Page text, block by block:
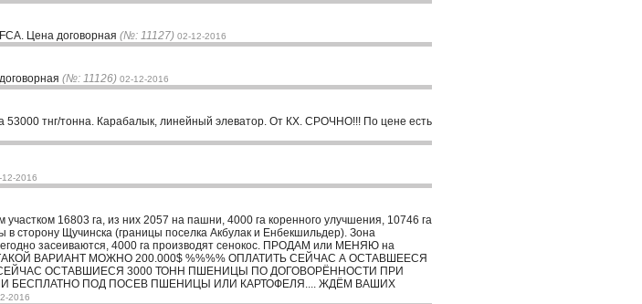
Цена договорная (№: 11127) 02-12-2016
(№: 11126) 02-12-2016
тнг/тонна. Карабалык, линейный элеватор. От КХ. СРОЧНО!!! По цене есть
12-2016
16803 га, из них 2057 на пашни, 4000 га коренного улучшения, 10746 га
сторону Щучинска (границы поселка Акбулак и Енбекшильдер). Зона
засеиваются, 4000 га производят сенокос. ПРОДАМ или МЕНЯЮ на
ТАКОЙ ВАРИАНТ МОЖНО 200.000$ %%%% ОПЛАТИТЬ СЕЙЧАС А ОСТАВШЕЕСЯ
ОСТАВШИЕСЯ 3000 ТОНН ПШЕНИЦЫ ПО ДОГОВОРЁННОСТИ ПРИ
БЕСПЛАТНО ПОД ПОСЕВ ПШЕНИЦЫ ИЛИ КАРТОФЕЛЯ.... ЖДЁМ ВАШИХ
2016